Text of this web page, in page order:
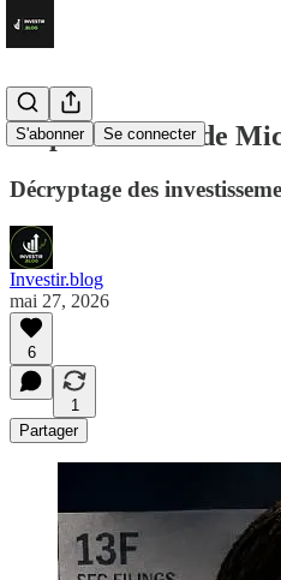
S'abonner Se connecter
Le portefeuille de
Décryptage des
Investir.blog
mai 27, 2026
6
1
Partager